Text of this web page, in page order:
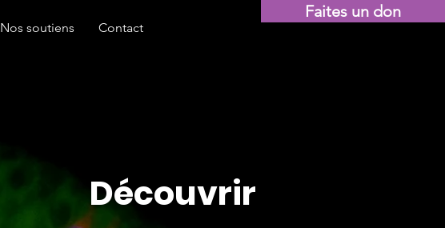
Faites un don
Nos soutiens Contact
Découvrir